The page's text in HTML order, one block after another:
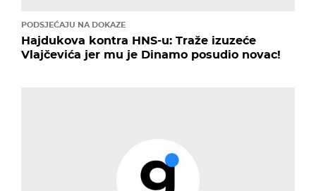
PODSJEĆAJU NA DOKAZE
Hajdukova kontra HNS-u: Traže izuzeće
Vlajčevića jer mu je Dinamo posudio novac!